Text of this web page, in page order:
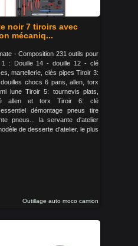
noir 7 tiroirs avec
mécaniq...
- Composition 231 outils pour
1 : Douille 14 - douille 12 - clé
martellerie, clés pipes Tiroir 3:
chocs 6 pans, allen, torx
lune Tiroir 5: tournevis plats,
allen et torx Tiroir 6: clé
démontage pneus tire
pneus... la servante d'atelier
de desserte d'atelier. le plus
Outillage auto moco camion